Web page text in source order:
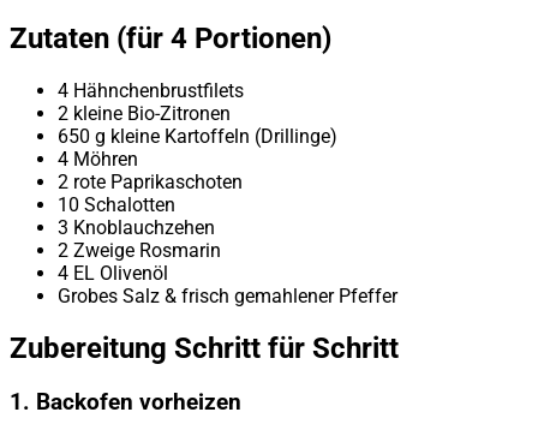
Zutaten (für 4 Portionen)
4 Hähnchenbrustfilets
2 kleine Bio-Zitronen
650 g kleine Kartoffeln (Drillinge)
4 Möhren
2 rote Paprikaschoten
10 Schalotten
3 Knoblauchzehen
2 Zweige Rosmarin
4 EL Olivenöl
Grobes Salz & frisch gemahlener Pfeffer
Zubereitung Schritt für Schritt
1. Backofen vorheizen